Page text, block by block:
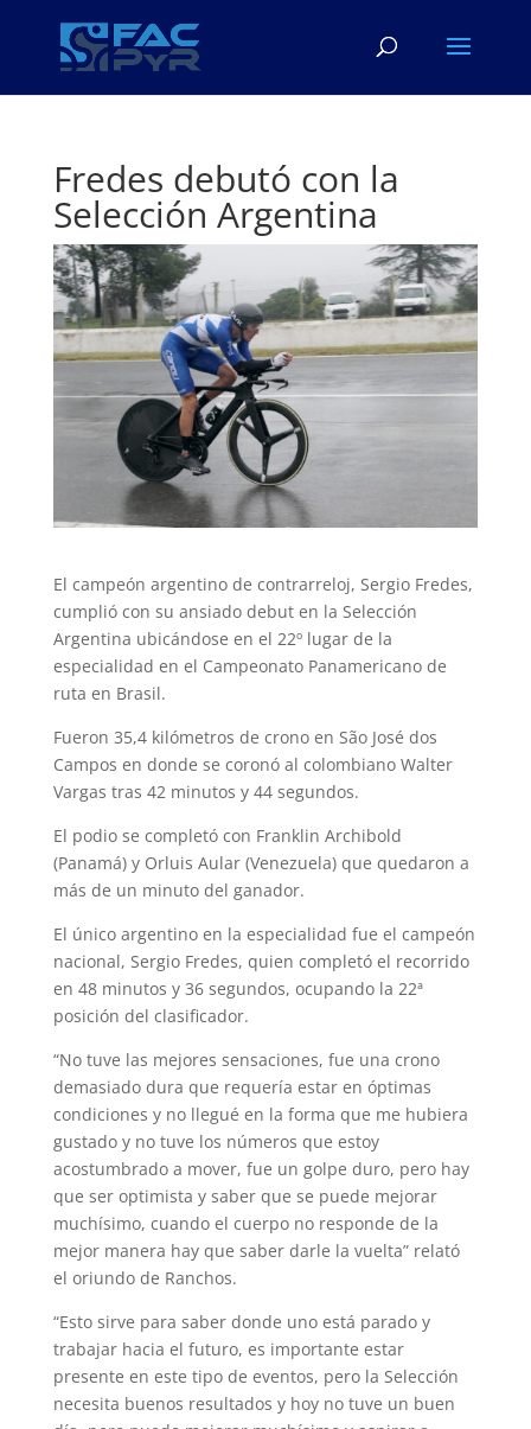
Fredes debutó con la
Selección Argentina
El campeón argentino de contrarreloj, Sergio Fredes,
cumplió con su ansiado debut en la Selección
Argentina ubicándose en el 22º lugar de la
especialidad en el Campeonato Panamericano de
ruta en Brasil.
Fueron 35,4 kilómetros de crono en São José dos
Campos en donde se coronó al colombiano Walter
Vargas tras 42 minutos y 44 segundos.
El podio se completó con Franklin Archibold
(Panamá) y Orluis Aular (Venezuela) que quedaron a
más de un minuto del ganador.
El único argentino en la especialidad fue el campeón
nacional, Sergio Fredes, quien completó el recorrido
en 48 minutos y 36 segundos, ocupando la 22ª
posición del clasificador.
“No tuve las mejores sensaciones, fue una crono
demasiado dura que requería estar en óptimas
condiciones y no llegué en la forma que me hubiera
gustado y no tuve los números que estoy
acostumbrado a mover, fue un golpe duro, pero hay
que ser optimista y saber que se puede mejorar
muchísimo, cuando el cuerpo no responde de la
mejor manera hay que saber darle la vuelta” relató
el oriundo de Ranchos.
“Esto sirve para saber donde uno está parado y
trabajar hacia el futuro, es importante estar
presente en este tipo de eventos, pero la Selección
necesita buenos resultados y hoy no tuve un buen